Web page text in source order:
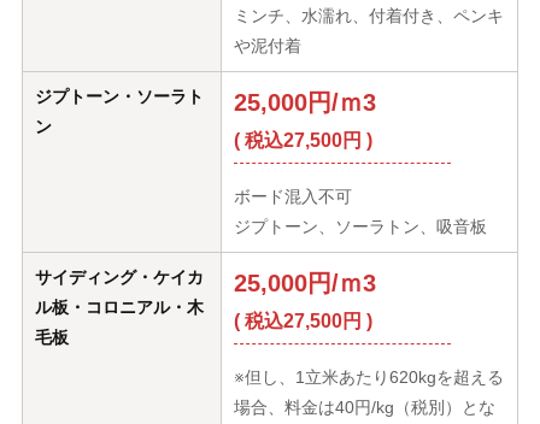
ミンチ、水濡れ、付着付き、ペンキ
や泥付着
ジプトーン・ソーラト
ン
25,000円/ｍ3
( 税込27,500円 )
ボード混入不可
ジプトーン、ソーラトン、吸音板
サイディング・ケイカ
ル板・コロニアル・木
毛板
25,000円/ｍ3
( 税込27,500円 )
※但し、1立米あたり620kgを超える
場合、料金は40円/kg（税別）とな